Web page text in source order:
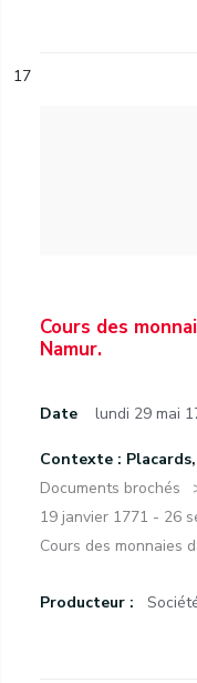
17
Cours des
Namur.
Date lundi 29 mai
Contexte :
Documents brochés
19 janvier 1771 - 26
Cours des monnaies
Producteur :